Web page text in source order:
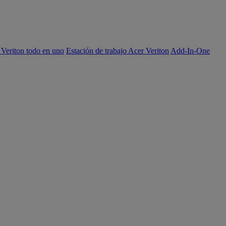
todo en uno Estación de trabajo Acer Veriton Add-In-One